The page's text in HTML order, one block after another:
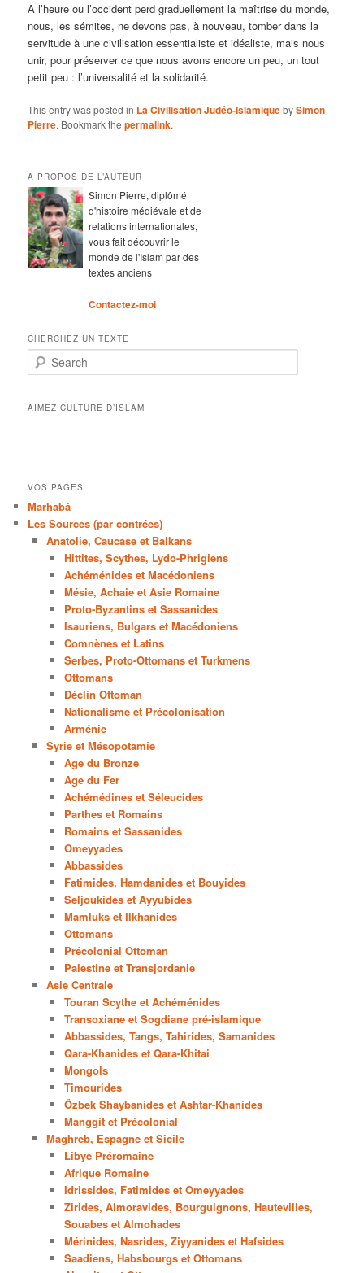
A l’heure ou l’occident perd graduellement la maîtrise du monde,
nous, les sémites, ne devons pas, à nouveau, tomber dans la
servitude à une civilisation essentialiste et idéaliste, mais nous
unir, pour préserver ce que nous avons encore un peu, un tout
petit peu : l’universalité et la solidarité.
This entry was posted in La Civilisation Judéo-IslamiquebySimon
Pierre. Bookmark thepermalink.
A PROPOS DE L’AUTEUR
Simon Pierre, diplômé
d'histoire médiévale et de
relations internationales,
vous fait découvrir le
monde de l'Islam par des
textes anciens
Contactez-moi
CHERCHEZ UN TEXTE
Search
AIMEZ CULTURE D’ISLAM
VOS PAGES
Marhabâ
Les Sources (par contrées)
Anatolie, Caucase et Balkans
Hittites, Scythes, Lydo-Phrigiens
Achéménides et Macédoniens
Mésie, Achaie et Asie Romaine
Proto-Byzantins et Sassanides
Isauriens, Bulgars et Macédoniens
Comnènes et Latins
Serbes, Proto-Ottomans et Turkmens
Ottomans
Déclin Ottoman
Nationalisme et Précolonisation
Arménie
Syrie et Mésopotamie
Age du Bronze
Age du Fer
Achémédines et Séleucides
Parthes et Romains
Romains et Sassanides
Omeyyades
Abbassides
Fatimides, Hamdanides et Bouyides
Seljoukides et Ayyubides
Mamluks et Ilkhanides
Ottomans
Précolonial Ottoman
Palestine et Transjordanie
Asie Centrale
Touran Scythe et Achéménides
Transoxiane et Sogdiane pré-islamique
Abbassides, Tangs, Tahirides, Samanides
Qara-Khanides et Qara-Khitai
Mongols
Timourides
Özbek Shaybanides et Ashtar-Khanides
Manggit et Précolonial
Maghreb, Espagne et Sicile
Libye Préromaine
Afrique Romaine
Idrissides, Fatimides et Omeyyades
Zirides, Almoravides, Bourguignons, Hautevilles,
Souabes et Almohades
Mérinides, Nasrides, Ziyyanides et Hafsides
Saadiens, Habsbourgs et Ottomans